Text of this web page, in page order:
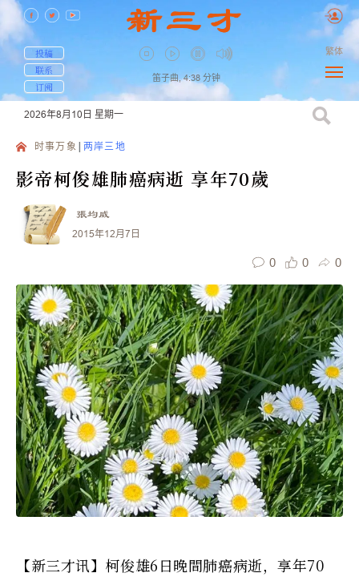
投稿
联系
订阅
笛子曲, 4:38 分钟
繁体
2026年8月10日 星期一
时事万象 两岸三地
影帝柯俊雄肺癌病逝 享年70歲
張均威
2015年12月7日
0 0 0
【新三才讯】柯俊雄6日晚間肺癌病逝，享年70